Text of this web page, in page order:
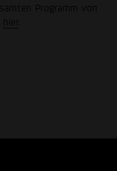
Programm von
hier.